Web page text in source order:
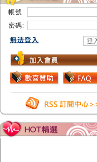
帳號:
密碼: